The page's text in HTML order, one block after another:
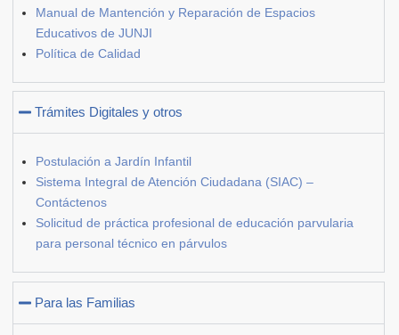
Manual de Mantención y Reparación de Espacios
Educativos de JUNJI
Política de Calidad
Trámites Digitales y otros
Postulación a Jardín Infantil
Sistema Integral de Atención Ciudadana (SIAC) –
Contáctenos
Solicitud de práctica profesional de educación parvularia
para personal técnico en párvulos
Para las Familias